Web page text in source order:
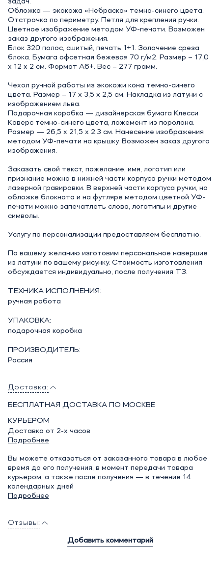
Обложка — экокожа «Небраска» темно-синего цвета.
Отстрочка по периметру. Петля для крепления ручки.
Цветное изображение методом УФ-печати. Возможен
заказ другого изображения.
Блок 320 полос, сшитый, печать 1+1. Золочение среза
блока. Бумага офсетная бежевая 70 г/м2. Размер – 17,0
х 12 х 2 см. Формат А6+. Вес – 277 грамм.
Чехол ручной работы из экокожи кона темно-синего
цвета. Размер – 17 х 3,5 х 2,5 см. Накладка из латуни с
изображением льва.
Подарочная коробка — дизайнерская бумага Клесси
Каверс темно-синего цвета, ложемент из поролона.
Размер — 26,5 х 21,5 х 2,3 см. Нанесение изображения
методом УФ-печати на крышку. Возможен заказ другого
изображения.
Заказать свой текст, пожелание, имя, логотип или
признание можно в нижней части корпуса ручки методом
лазерной гравировки. В верхней части корпуса ручки, на
обложке блокнота и на футляре методом цветной УФ-
печати можно запечатлеть слова, логотипы и другие
символы.
Услугу по персонализации предоставляем бесплатно.
По вашему желанию изготовим персональное навершие
из латуни по вашему рисунку. Стоимость изготовления
обсуждается индивидуально, после получения ТЗ.
ТЕХНИКА ИСПОЛНЕНИЯ:
ручная работа
УПАКОВКА:
подарочная коробка
ПРОИЗВОДИТЕЛЬ:
Россия
Доставка:
БЕСПЛАТНАЯ ДОСТАВКА ПО МОСКВЕ
КУРЬЕРОМ
Доставка от 2-х часов
Подробнее
Вы можете отказаться от заказанного товара в любое
время до его получения, в момент передачи товара
курьером, а также после получения — в течение 14
календарных дней
Подробнее
Отзывы:
Добавить комментарий